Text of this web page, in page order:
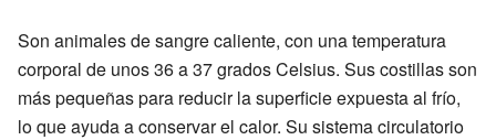
Son animales de sangre caliente, con una temperatura
corporal de unos 36 a 37 grados Celsius. Sus costillas son
más pequeñas para reducir la superficie expuesta al frío,
lo que ayuda a conservar el calor. Su sistema circulatorio